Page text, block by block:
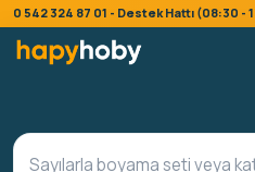
0 542 324 87 01 - Destek Hattı (08:30 -